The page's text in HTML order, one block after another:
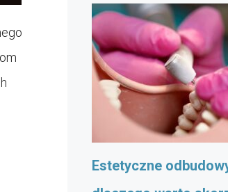
Estetyczne